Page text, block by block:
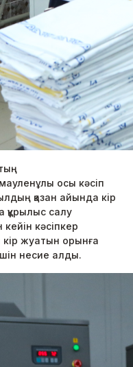
осы кәсіп
қазан айында кір
құрылыс салу
кәсіпкер
кір жуатын орынға
несие алды.